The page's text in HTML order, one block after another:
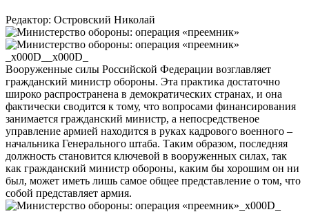
Редактор: Островский Николай
_x000D__x000D_
Вооруженные силы Российской Федерации возглавляет
гражданский министр обороны. Эта практика достаточно
широко распространена в демократических странах, и она
фактически сводится к тому, что вопросами финансирования
занимается гражданский министр, а непосредственое
управление армией находится в руках кадрового военного –
начальника Генерального штаба. Таким образом, последняя
должность становится ключевой в вооруженных силах, так
как гражданский министр обороны, каким бы хорошим он ни
был, может иметь лишь самое общее представление о том, что
собой представляет армия.
_x000D_